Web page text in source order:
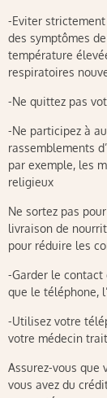
-Eviter
des symptômes
température
respiratoires
-Ne quittez pas
-Ne participez à
rassemblements
par exemple, les
religieux
Ne sortez pas
livraison de
pour réduire les
-Garder le
que le téléphone,
-Utilisez votre
votre médecin
Assurez-vous que
vous avez du